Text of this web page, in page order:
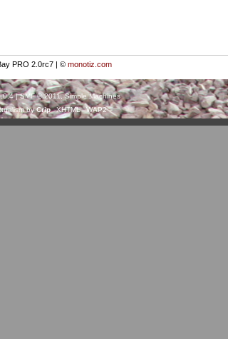
PRO 2.0rc7 | © monotiz.com
|SMF © 2011,Simple Machines
byCrip XHTML WAP2